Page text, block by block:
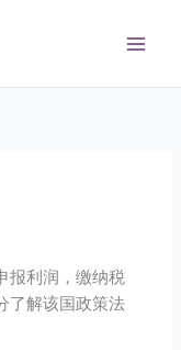
报利润，缴纳税
了解该国政策法